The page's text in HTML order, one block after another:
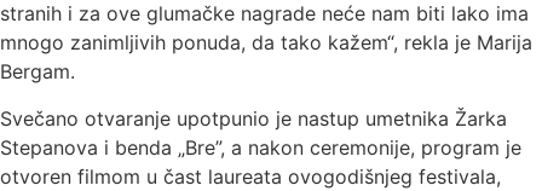
stranih i za ove glumačke nagrade neće nam biti lako ima
mnogo zanimljivih ponuda, da tako kažem“, rekla je Marija
Bergam.
Svečano otvaranje upotpunio je nastup umetnika Žarka
Stepanova i benda „Bre”, a nakon ceremonije, program je
otvoren filmom u čast laureata ovogodišnjeg festivala,